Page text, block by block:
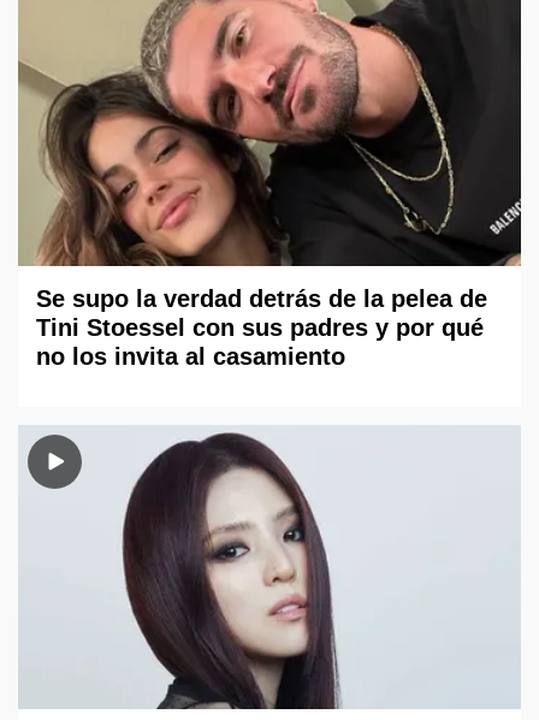
Se supo la verdad detrás de la pelea de
Tini Stoessel con sus padres y por qué
no los invita al casamiento